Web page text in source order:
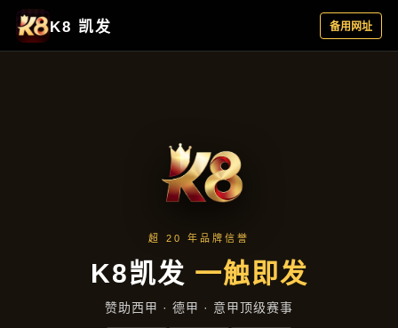
成效展示
首页 成效展示